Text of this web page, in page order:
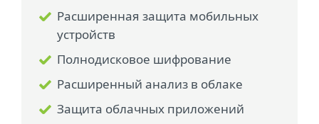
Расширенная защита мобильных
устройств
Полнодисковое шифрование
Расширенный анализ в облаке
Защита облачных приложений